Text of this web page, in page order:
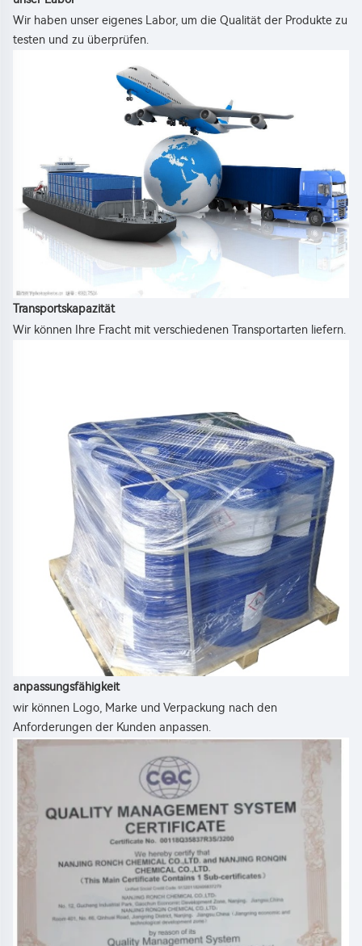
Wir haben unser eigenes Labor, um die Qualität der Produkte zu
testen und zu überprüfen.
Transportskapazität
Wir können Ihre Fracht mit verschiedenen Transportarten liefern.
anpassungsfähigkeit
wir können Logo, Marke und Verpackung nach den
Anforderungen der Kunden anpassen.